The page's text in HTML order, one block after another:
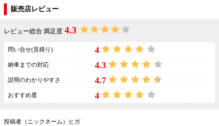
販売店レビュー
レビュー総合 満足度 4.3
問い合せ(見積り) 4
納車までの対応 4.3
説明のわかりやすさ 4.7
おすすめ度 4
投稿者（ニックネーム）ヒガ